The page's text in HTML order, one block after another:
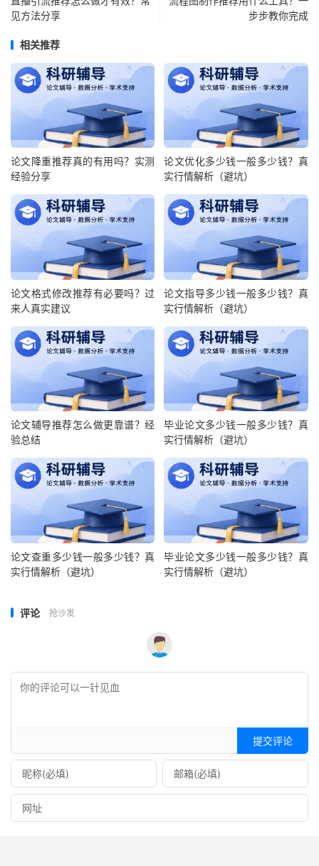
见方法分享
步步教你完成
相关推荐
论文降重推荐真的有用吗？实测
经验分享
论文优化多少钱一般多少钱？真
实行情解析（避坑）
论文格式修改推荐有必要吗？过
来人真实建议
论文指导多少钱一般多少钱？真
实行情解析（避坑）
论文辅导推荐怎么做更靠谱？经
验总结
毕业论文多少钱一般多少钱？真
实行情解析（避坑）
论文查重多少钱一般多少钱？真
实行情解析（避坑）
毕业论文多少钱一般多少钱？真
实行情解析（避坑）
评论 抢沙发
提交评论